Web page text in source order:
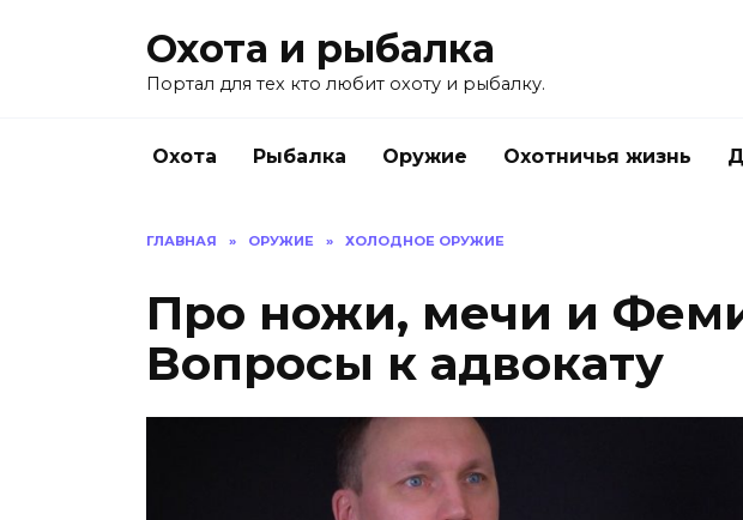
Охота и рыбалка
Портал для тех кто любит охоту и рыбалку.
Охота Рыбалка Оружие Охотничья жизнь
ГЛАВНАЯ » ОРУЖИЕ » ХОЛОДНОЕ ОРУЖИЕ
Про ножи, мечи и
Вопросы к адвокату